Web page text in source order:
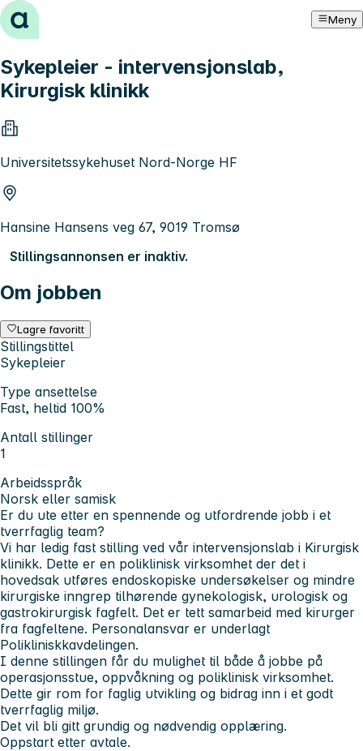
Hopp til innhold Meny
Sykepleier - intervensjonslab,
Kirurgisk klinikk
Universitetssykehuset Nord-Norge HF
Hansine Hansens veg 67, 9019 Tromsø
Stillingsannonsen er inaktiv.
Om jobben
Lagre favoritt
Stillingstittel
Sykepleier
Type ansettelse
Fast, heltid 100%
Antall stillinger
1
Arbeidsspråk
Norsk eller samisk
Er du ute etter en spennende og utfordrende jobb i et
tverrfaglig team?
Vi har ledig fast stilling ved vår intervensjonslab i Kirurgisk
klinikk. Dette er en poliklinisk virksomhet der det i
hovedsak utføres endoskopiske undersøkelser og mindre
kirurgiske inngrep tilhørende gynekologisk, urologisk og
gastrokirurgisk fagfelt. Det er tett samarbeid med kirurger
fra fagfeltene. Personalansvar er underlagt
Polikliniskkavdelingen.
I denne stillingen får du mulighet til både å jobbe på
operasjonsstue, oppvåkning og poliklinisk virksomhet.
Dette gir rom for faglig utvikling og bidrag inn i et godt
tverrfaglig miljø.
Det vil bli gitt grundig og nødvendig opplæring.
Oppstart etter avtale.